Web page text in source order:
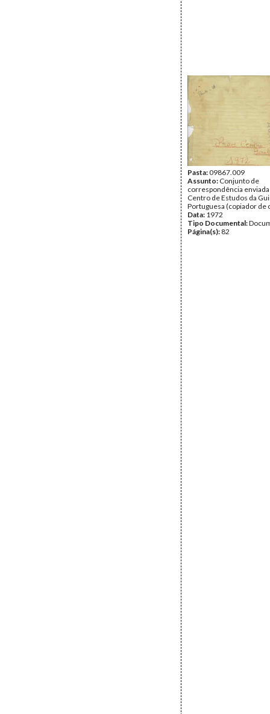
Pasta:09867.009
Assunto: Conjunto de
correspondência
Centro de Estudos da
Portuguesa (copiador de
Data: 1972
Tipo Documental:
Página(s): 82